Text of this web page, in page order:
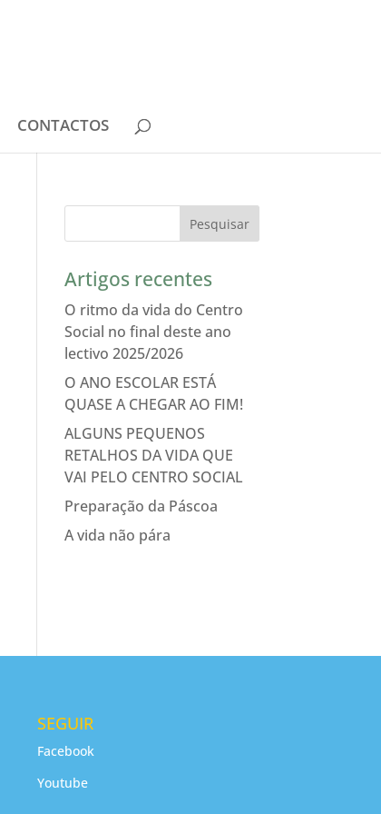
CONTACTOS
Artigos recentes
O ritmo da vida do Centro
Social no final deste ano
lectivo 2025/2026
O ANO ESCOLAR ESTÁ
QUASE A CHEGAR AO FIM!
ALGUNS PEQUENOS
RETALHOS DA VIDA QUE
VAI PELO CENTRO SOCIAL
Preparação da Páscoa
A vida não pára
SEGUIR
Facebook
Youtube